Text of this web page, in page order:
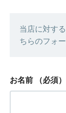
当店に対す
ちらのフォ
お名前 （必須）